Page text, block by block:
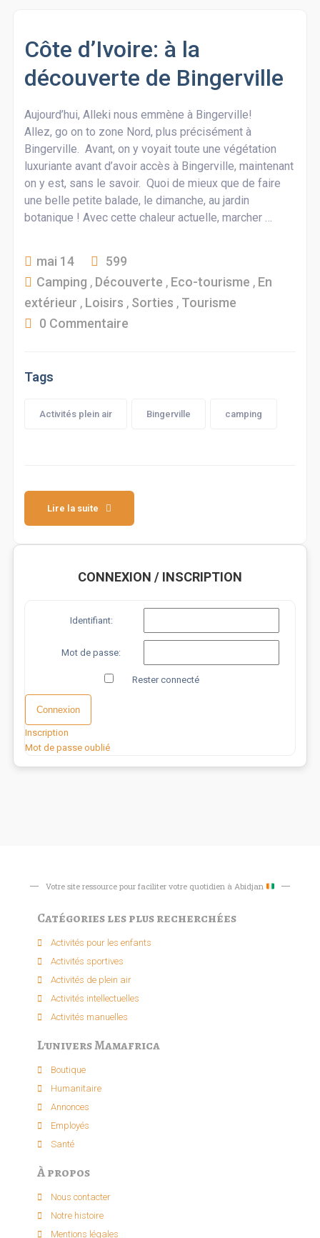
Côte d’Ivoire: à la
découverte de Bingerville
Aujourd’hui, Alleki nous emmène à Bingerville!
Allez, go on to zone Nord, plus précisément à
Bingerville. Avant, on y voyait toute une végétation
luxuriante avant d’avoir accès à Bingerville, maintenant
on y est, sans le savoir. Quoi de mieux que de faire
une belle petite balade, le dimanche, au jardin
botanique ! Avec cette chaleur actuelle, marcher …
mai 14
599
Camping , Découverte , Eco-tourisme , En
extérieur , Loisirs , Sorties , Tourisme
0 Commentaire
Tags
Activités plein air Bingerville camping
Lire la suite
CONNEXION / INSCRIPTION
Identifiant:
Mot de passe:
Rester connecté
Connexion
Inscription
Mot de passe oublié
Votre site ressource pour faciliter votre quotidien à Abidjan
Catégories les plus recherchées
Activités pour les enfants​
Activités sportives​
Activités de plein air​
Activités intellectuelle​s
Activités manuelles​
L'univers Mamafrica
Boutique
Humanitaire
Annonces
Employés
Santé
À propos
Nous contacter
Notre histoire
Mentions légales